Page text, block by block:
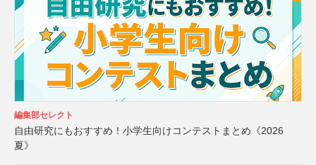
編集部セレクト
自由研究にもおすすめ！小学生向けコンテストまとめ《2026
夏》